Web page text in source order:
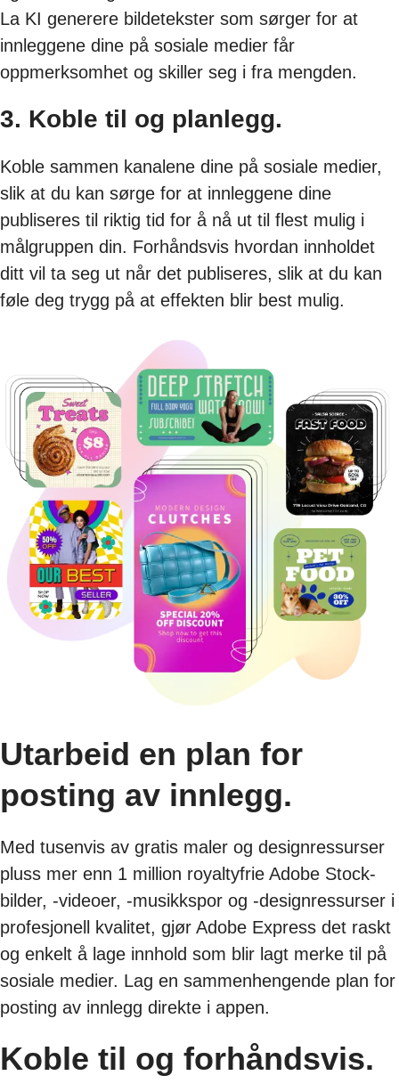
La KI generere bildetekster som sørger for at
innleggene dine på sosiale medier får
oppmerksomhet og skiller seg i fra mengden.
3. Koble til og planlegg.
Koble sammen kanalene dine på sosiale medier,
slik at du kan sørge for at innleggene dine
publiseres til riktig tid for å nå ut til flest mulig i
målgruppen din. Forhåndsvis hvordan innholdet
ditt vil ta seg ut når det publiseres, slik at du kan
føle deg trygg på at effekten blir best mulig.
Utarbeid en plan for
posting av innlegg.
Med tusenvis av gratis maler og designressurser
pluss mer enn 1 million royaltyfrie Adobe Stock-
bilder, -videoer, -musikkspor og -designressurser i
profesjonell kvalitet, gjør Adobe Express det raskt
og enkelt å lage innhold som blir lagt merke til på
sosiale medier. Lag en sammenhengende plan for
posting av innlegg direkte i appen.
Koble til og forhåndsvis.